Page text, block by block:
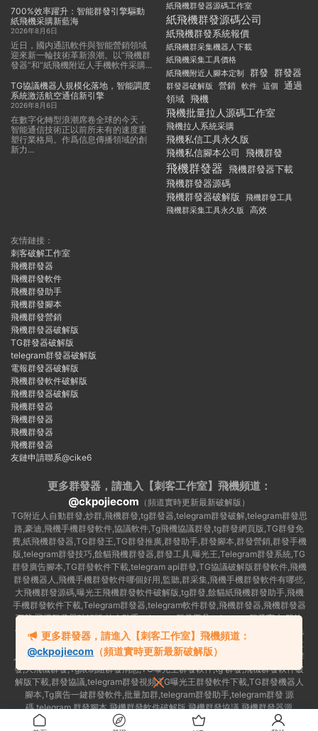
700%效率躍升：智能群發引擎驅動
紙飛機采購新藍海
2026年8月6日
近日，國内通訊軟件與智能營銷領域
迎來新一輪技術革新浪潮。以“飛機群
發器”和“紙飛機附近人手機軟件采購...
TG協議機器人規模化落地，智能調度
系統激活航空通信新引擎
2026年8月6日
在數字化轉型浪潮席卷全球的今天，
智能通信技術正以前所未有的速度重
塑行業格局。作爲信息傳播領域的創
新力...
紙飛機群發器源碼工作室
紙飛機群發源碼公司
紙飛機群發系統報價
紙飛機群采集機器人下載
紙飛機采集工具價格
紙飛機附近人腳本定制
群發 群發器
群發器破解版 營銷 軟件 這個
通過
領域 飛機
飛機批量拉人源碼工作室
飛機拉人系統采購
飛機私信工具永久版
飛機私信腳本公司
飛機群發
飛機群發器 飛機群發器下載
飛機群發器源碼
飛機群發器破解版
飛機群發工具
飛機群采集工具永久版
高效
友情鏈接：
刺客破解工作室
飛機群發器
飛機群發軟件
飛機群發助手
飛機群發腳本
飛機群發營銷
飛機群發器破解版
TG群發器破解版
telegram群發器破解版
電報群發器破解版
飛機群發軟件破解版
飛機群發器破解版
飛機群發器
飛機群發器
飛機群發器
飛機群發器
友鏈申請聯系@cike6
更多群發器，請進入【刺客工作室】 飛機頻道：
@ckpojiecom （頻道實時更新最新破解版）
TG附近人自動群發,炒群,飛機群發,tg群發器,telegram群發破解,telegram群發思
路,豪迪,飛機手機群發軟件,協議軟件,Tg飛機協議群發,tg群發網頁版,TG群發免
費,紙飛機群發器,TG群發王,TG群發推廣,群發助手,群發腳本,群發營銷,群發手機
版,telegram群發技巧,餘貓飛機群發器,群發工具,曝光王,Telegram群發系統,TG
群發廣告腳本,TG群發軟件下載,telegram api群發,TG協議破解版群發軟件,飛機
群發機器人,飛機手機群發軟件哪個好用,監聽,群采集,飛機手機群發軟件有哪些,
大飛機群發源碼,曝光王飛機群發軟件破解版,tg群發,餘貓紙飛機群發助手,飛機
手機群發軟件下載,Telegram群發器,telegram軟件群發,飛機群發器,飛機群發器
下載,飛機群發器破解版,拉人助手,telegram群發工具,telegram 群發言,加群軟
件,Telegram怎麽群發,協議号注冊機,TG機器人群發消息,群發軟件,tg群發器免
費版,私信軟件,tg群發廣告,telegram群發規則,telegram群發,telegram 群發,拉
人軟件,telegram批量群發,群發器破解版,曝光王飛機群發軟件,telegram自動群
發,大飛機群發,Tg限制組群發消息,TG曝光王群發軟件,tg 群發,飛機群發軟件破
解版下載,群發協議,telegram群發視頻,TG曝光王群發軟件下載,TG群發機器人
腳本,Tg廣告一鍵群發軟件,批量加群,telegram群發助手,telegram群發 源
碼,telegram 群發腳本,飛機群發軟件破解版,飛機群發協議,飛機群發器源
碼,telegram 群發工具,如何群發telegram,TG群發器
更多群發器，請進入【刺客工作室】飛機頻道：
@ckpojiecom （頻道實時更新最新破解版）